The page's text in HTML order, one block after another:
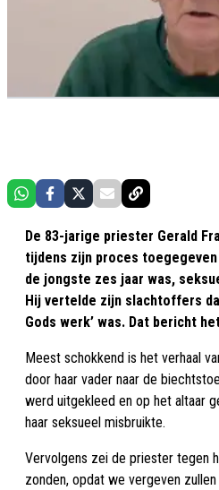
De 83-jarige priester Gerald
tijdens zijn proces
de jongste zes jaar was,
Hij vertelde zijn slachtoffers
Gods werk’ was. Dat bericht
Meest schokkend is het verhaal
door haar vader naar de
werd uitgekleed en op het altaar
haar seksueel misbruikte.
Vervolgens zei de priester tegen
zonden, opdat we vergeven